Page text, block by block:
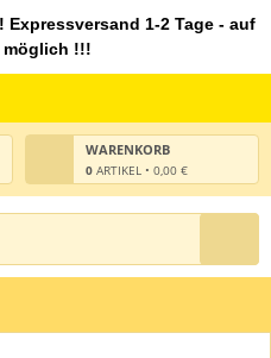
Expressversand 1-2 Tage - auf
!!!
WARENKORB
0 ARTIKEL • 0,00 €